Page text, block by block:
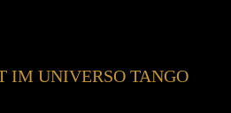
IM UNIVERSO TANGO